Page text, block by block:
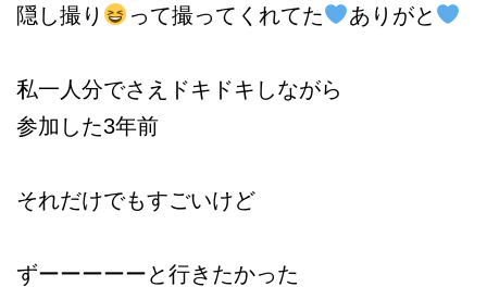
隠し撮り
って撮ってくれてた ありがと
私一人分でさえドキドキしながら
参加した3年前
それだけでもすごいけど
ずーーーーーと行きたかった